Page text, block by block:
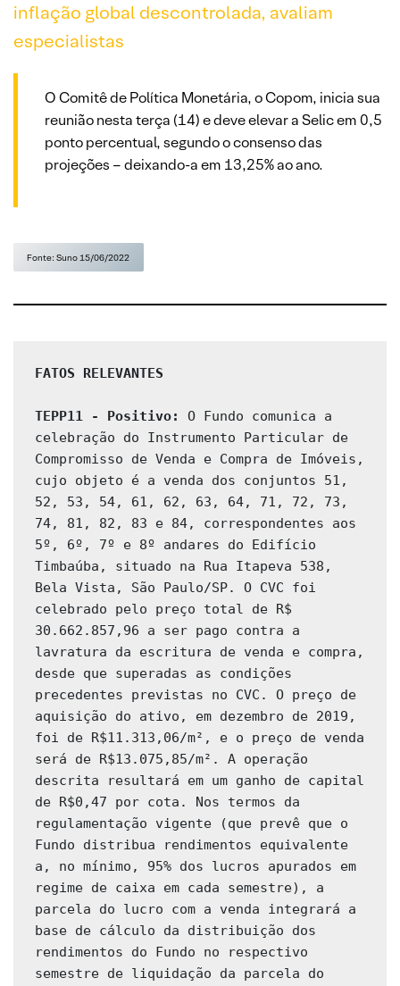
inflação global descontrolada, avaliam
especialistas
O Comitê de Política Monetária, o Copom, inicia sua
reunião nesta terça (14) e deve elevar a Selic em 0,5
ponto percentual, segundo o consenso das
projeções – deixando-a em 13,25% ao ano.
Fonte: Suno 15/06/2022
FATOS RELEVANTES
TEPP11 - Positivo:
O Fundo comunica a
celebração do Instrumento Particular de
Compromisso de Venda e Compra de Imóveis,
cujo objeto é a venda dos conjuntos 51,
52, 53, 54, 61, 62, 63, 64, 71, 72, 73,
74, 81, 82, 83 e 84, correspondentes aos
5º, 6º, 7º e 8º andares do Edifício
Timbaúba, situado na Rua Itapeva 538,
Bela Vista, São Paulo/SP. O CVC foi
celebrado pelo preço total de R$
30.662.857,96 a ser pago contra a
lavratura da escritura de venda e compra,
desde que superadas as condições
precedentes previstas no CVC. O preço de
aquisição do ativo, em dezembro de 2019,
foi de R$11.313,06/m², e o preço de venda
será de R$13.075,85/m². A operação
descrita resultará em um ganho de capital
de R$0,47 por cota. Nos termos da
regulamentação vigente (que prevê que o
Fundo distribua rendimentos equivalente
a, no mínimo, 95% dos lucros apurados em
regime de caixa em cada semestre), a
parcela do lucro com a venda integrará a
base de cálculo da distribuição dos
rendimentos do Fundo no respectivo
semestre de liquidação da parcela do